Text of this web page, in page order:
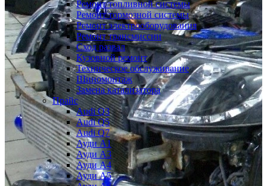
Ремонт топливной системы
Ремонт тормозной системы
Ремонт электрооборудования
Ремонт трансмиссии
Сход развал
Кузовной ремонт
Техническое обслуживание
Шиномонтаж
Замена катализатора
Прайс
Audi Q3
Audi Q5
Audi Q7
Ауди А1
Ауди А3
Ауди А4
Ауди A5